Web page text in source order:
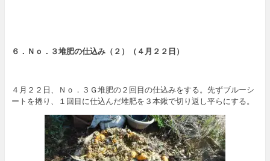
６．Ｎｏ．３堆肥の仕込み（２）（４月２２日）
４月２２日、Ｎｏ．３Ｇ堆肥の２回目の仕込みをする。先ずブルーシ
ートを捲り、１回目に仕込んだ堆肥を３本鍬で切り返し平らにする。